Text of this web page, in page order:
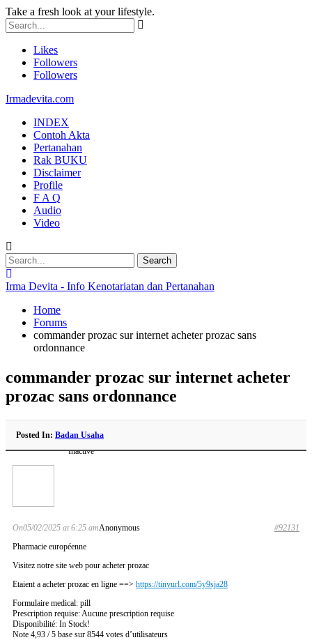
Take a fresh look at your lifestyle.
Likes
Followers
Followers
Irmadevita.com
INDEX
Contoh Akta
Pertanahan
Rak BUKU
Disclaimer
Profile
F A Q
Audio
Video
Irma Devita - Info Kenotariatan dan Pertanahan
Home
Forums
commander prozac sur internet acheter prozac sans
ordonnance
commander prozac sur internet acheter
prozac sans ordonnance
Posted In: Badan Usaha
Inactive
Anonymous
On05/02/2025 at 6:25 am
#92131
Pharmacie européenne
Visitez notre site web pour acheter prozac
Etaient a acheter prozac en ligne ==> https://tinyurl.com/5y9sja28
Formulaire medical: pill
Prescription requise: Aucune prescription requise
Disponibilité: In Stock!
Note 4,93 / 5 base sur 8544 votes d’utilisateurs